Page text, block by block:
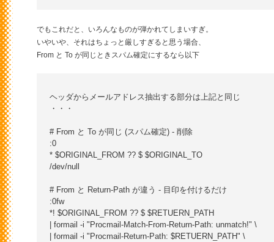
でもこれだと、いろんなものが弾かれてしまいすぎ。
いやいや、それはちょっと厳しすぎると思う場合、
From と To が同じときスパム確定にするなら以下
ヘッダからメールアドレス抽出する部分は上記と同じ
・・・
# From と To が同じ (スパム確定) - 削除
:0
* $ORIGINAL_FROM ?? $ $ORIGINAL_TO
/dev/null
# From と Return-Path が違う - 目印を付けるだけ
:0fw
*! $ORIGINAL_FROM ?? $ $RETUERN_PATH
| formail -i "Procmail-Match-From-Return-Path: unmatch!" \
| formail -i "Procmail-Return-Path: $RETUERN_PATH" \